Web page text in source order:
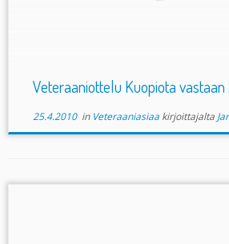
Veteraaniottelu Kuopiota vastaan
25.4.2010in Veteraaniasiaa kirjoittajalta